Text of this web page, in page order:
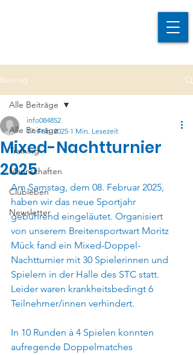
Beitrag
Alle Beiträge
Training
Mannschaften
Clubleben
Newsletter
Alle Beiträge
Mixed-Nachtturnier
2025
info084852
17. Feb. 2025 1 Min. Lesezeit
Am Samstag, dem 08. Februar 2025,
haben wir das neue Sportjahr
gebührend eingeläutet. Organisiert
von unserem Breitensportwart Moritz
Mück fand ein Mixed-Doppel-
Nachtturnier mit 30 Spielerinnen und
Spielern in der Halle des STC statt.
Leider waren krankheitsbedingt 6
Teilnehmer/innen verhindert.
In 10 Runden à 4 Spielen konnten
aufregende Doppelmatches